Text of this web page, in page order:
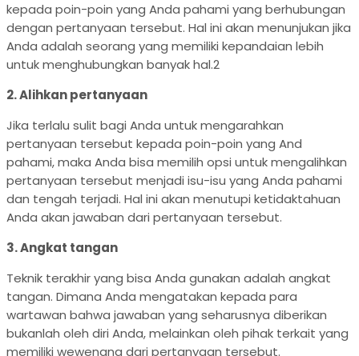
kepada poin-poin yang Anda pahami yang berhubungan
dengan pertanyaan tersebut. Hal ini akan menunjukan jika
Anda adalah seorang yang memiliki kepandaian lebih
untuk menghubungkan banyak hal.2
2. Alihkan pertanyaan
Jika terlalu sulit bagi Anda untuk mengarahkan
pertanyaan tersebut kepada poin-poin yang And
pahami, maka Anda bisa memilih opsi untuk mengalihkan
pertanyaan tersebut menjadi isu-isu yang Anda pahami
dan tengah terjadi. Hal ini akan menutupi ketidaktahuan
Anda akan jawaban dari pertanyaan tersebut.
3. Angkat tangan
Teknik terakhir yang bisa Anda gunakan adalah angkat
tangan. Dimana Anda mengatakan kepada para
wartawan bahwa jawaban yang seharusnya diberikan
bukanlah oleh diri Anda, melainkan oleh pihak terkait yang
memiliki wewenang dari pertanyaan tersebut.